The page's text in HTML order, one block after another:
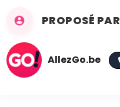
PROPOSÉ PAR
AllezGo.be